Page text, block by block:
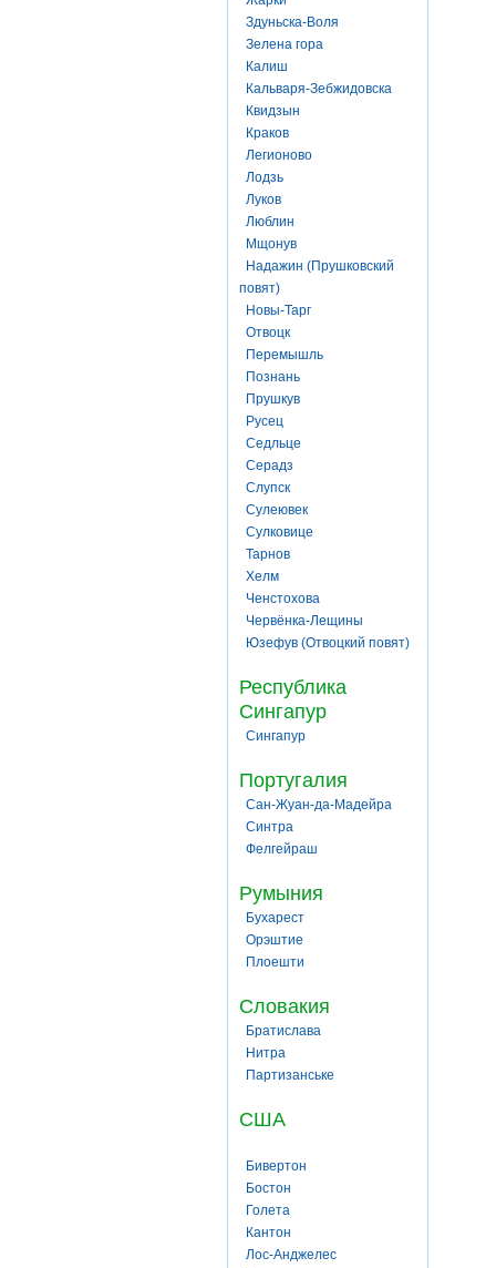
Здуньска-Воля
Зелена гора
Калиш
Кальваря-Зебжидовска
Квидзын
Краков
Легионово
Лодзь
Луков
Люблин
Мщонув
Надажин (Прушковский
повят)
Новы-Тарг
Отвоцк
Перемышль
Познань
Прушкув
Русец
Седльце
Серадз
Слупск
Сулеювек
Сулковице
Тарнов
Хелм
Ченстохова
Червёнка-Лещины
Юзефув (Отвоцкий повят)
Республика
Сингапур
Сингапур
Португалия
Сан-Жуан-да-Мадейра
Синтра
Фелгейраш
Румыния
Бухарест
Орэштие
Плоешти
Словакия
Братислава
Нитра
Партизанське
США
Бивертон
Бостон
Голета
Кантон
Лос-Анджелес